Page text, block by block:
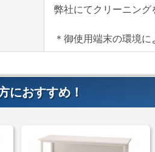
弊社にてクリーニング
＊御使用端末の環境
におすすめ！